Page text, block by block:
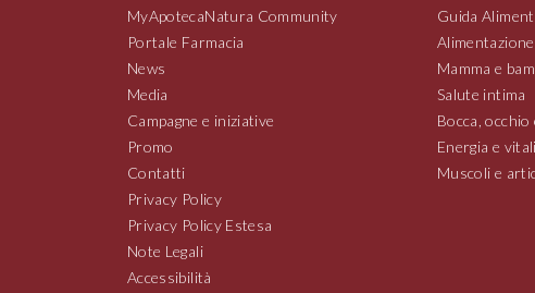
MyApotecaNatura Community
Portale Farmacia
News
Media
Campagne e iniziative
Promo
Contatti
Privacy Policy
Privacy Policy Estesa
Note Legali
Accessibilità
Guida
Mamma e
Salute intima
Bocca, occhio
Energia e
Muscoli e